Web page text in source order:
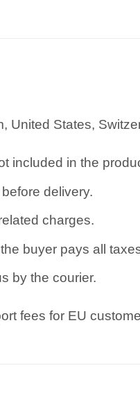
United States,
included in the
delivery.
charges.
buyer pays all
by the courier.
fees for EU